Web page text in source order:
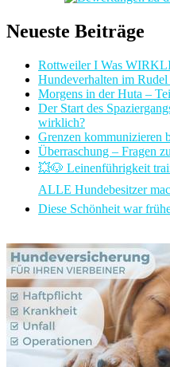
Neueste Beiträge
Rottweiler I Was
Hundeverhalten im
Morgens in der Huta –
Der Start des
wirklich?
Grenzen kommunizieren
Überraschung – Fragen
💥🐶 Leinenführigkeit
ALLE Hundebesitzer
Diese Schönheit war